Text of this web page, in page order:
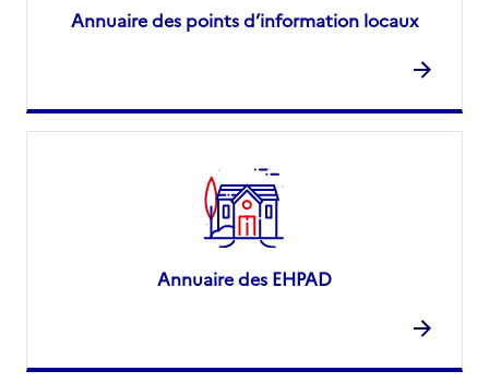
Annuaire des points d’information locaux
Annuaire des EHPAD